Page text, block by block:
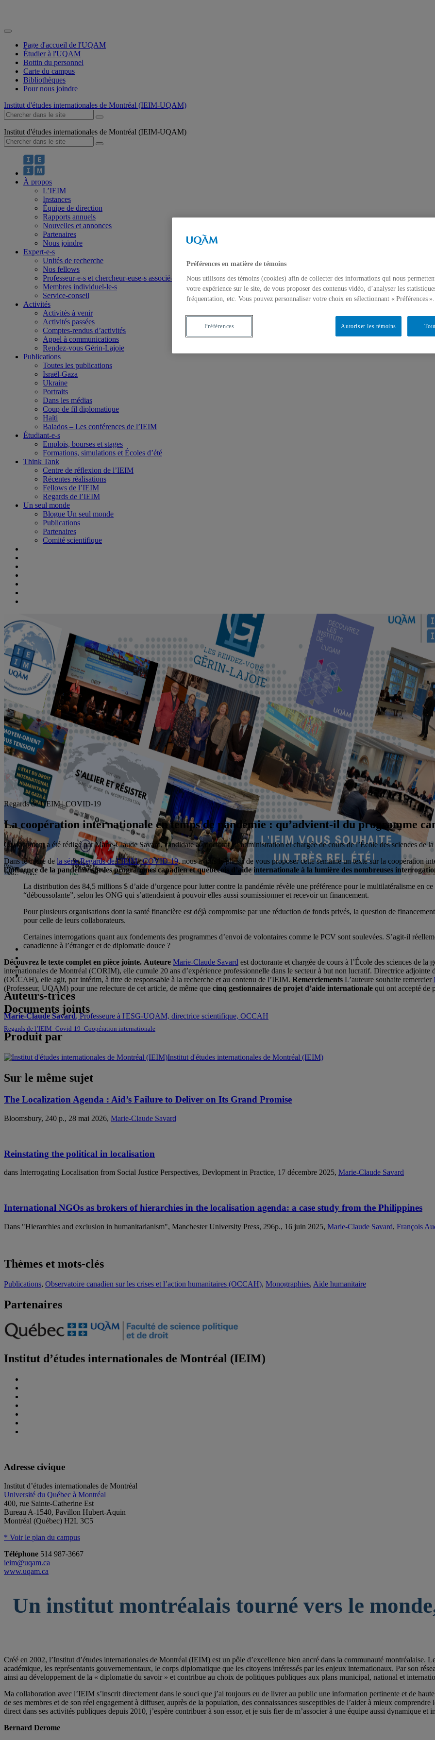
Page d'accueil de l'UQAM
Étudier à l'UQAM
Bottin du personnel
Carte du campus
Bibliothèques
Pour nous joindre
Institut d'études internationales de Montréal (IEIM-UQAM)
Institut d'études internationales de Montréal (IEIM-UQAM)
À propos
L’IEIM
Instances
Équipe de direction
Rapports annuels
Nouvelles et annonces
Partenaires
Nous joindre
Expert-e-s
Unités de recherche
Nos fellows
Professeur-e-s et chercheur-euse-s associé-e-s
Membres individuel-le-s
Service-conseil
Activités
Activités à venir
Activités passées
Comptes-rendus d’activités
Appel à communications
Rendez-vous Gérin-Lajoie
Publications
Toutes les publications
Israël-Gaza
Ukraine
Portraits
Dans les médias
Coup de fil diplomatique
Haïti
Balados – Les conférences de l’IEIM
Étudiant-e-s
Emplois, bourses et stages
Formations, simulations et Écoles d’été
Think Tank
Centre de réflexion de l’IEIM
Récentes réalisations
Fellows de l’IEIM
Regards de l’IEIM
Un seul monde
Blogue Un seul monde
Publications
Partenaires
Comité scientifique
Regards de l'IEIM | COVID-19
La coopération internationale en temps de pandémie : qu’advient-il du programme
Ce document a été rédigé par Marie-Claude Savard, candidate au doctorat en administration et chargée de cours de l’École des sciences
Dans le cadre de la série Regards de l’IEIM | COVID-19, nous avons le plaisir de vous proposer cette semaine un texte sur la coopération
l’influence de la pandémie sur les programmes canadien et québécois d’aide internationale à la lumière des nombreuses
La distribution des 84,5 millions $ d’aide d’urgence pour lutter contre la pandémie révèle une préférence pour le multilatéralisme en
“déboussolante”, selon les ONG qui s’attendaient à pouvoir elles aussi soumissionner et recevoir un financement.
Pour plusieurs organisations dont la santé financière est déjà compromise par une réduction de fonds privés, la question de
pour celle de leurs collaborateurs.
Certaines interrogations quant aux fondements des programmes d’envoi de volontaires comme le PCV sont soulevées. S’agit-il
canadienne à l’étranger et de diplomatie douce ?
Découvrez le texte complet en pièce jointe. Auteure Marie-Claude Savard est doctorante et chargée de cours à l’École des sciences de
internationales de Montréal (CORIM), elle cumule 20 ans d’expérience professionnelle dans le secteur à but non lucratif. Directrice adjointe
(OCCAH), elle agit, par intérim, à titre de responsable à la recherche et au contenu de l’IEIM. Remerciements L’auteure souhaite remercier
(Professeur, UQAM) pour une relecture de cet article, de même que cinq gestionnaires de projet d’aide internationale qui ont accepté de
Documents joints
Regards de l’IEIM_Covid-19_Coopération internationale
Auteurs-trices
Marie-Claude Savard, Professeure à l'ESG-UQAM, directrice scientifique, OCCAH
Produit par
Institut d'études internationales de Montréal (IEIM)
Sur le même sujet
The Localization Agenda : Aid’s Failure to Deliver on Its Grand Promise
Bloomsbury, 240 p., 28 mai 2026, Marie-Claude Savard
Reinstating the political in localisation
dans Interrogating Localisation from Social Justice Perspectives, Devlopment in Practice, 17 décembre 2025, Marie-Claude Savard
International NGOs as brokers of hierarchies in the localisation agenda: a case study from the Philippines
Dans "Hierarchies and exclusion in humanitarianism", Manchester University Press, 296p., 16 juin 2025, Marie-Claude Savard, François
Thèmes et mots-clés
Publications, Observatoire canadien sur les crises et l’action humanitaires (OCCAH), Monographies, Aide humanitaire
Partenaires
Institut d’études internationales de Montréal (IEIM)
Adresse civique
Institut d’études internationales de Montréal
Université du Québec à Montréal
400, rue Sainte-Catherine Est
Bureau A-1540, Pavillon Hubert-Aquin
Montréal (Québec) H2L 3C5
* Voir le plan du campus
Téléphone 514 987-3667
ieim@uqam.ca
www.uqam.ca
Un institut montréalais tourné vers le
Créé en 2002, l’Institut d’études internationales de Montréal (IEIM) est un pôle d’excellence bien ancré dans la communauté montréalaise.
académique, les représentants gouvernementaux, le corps diplomatique que les citoyens intéressés par les enjeux internationaux. Par son
ainsi au développement de la « diplomatie du savoir » et contribue au choix de politiques publiques aux plans municipal, national et
Ma collaboration avec l’IEIM s’inscrit directement dans le souci que j’ai toujours eu de livrer au public une information pertinente et de
de ses membres et de son réel engagement à diffuser, auprès de la population, des connaissances susceptibles de l’aider à mieux
direct dans ses activités publiques depuis 2010, j’espère contribuer à son essor, et je suis fier de m’associer à une équipe aussi dynamique et
Bernard Derome
Préférences en matière de témoins
Nous utilisons des témoins (cookies) afin de collecter des informations qui nous
votre expérience sur le site, de vous proposer des contenus vidéo, d’analyser les
fréquentation, etc. Vous pouvez personnaliser votre choix en sélectionnant « Préférences ».
Autoriser les témoins
Préférences